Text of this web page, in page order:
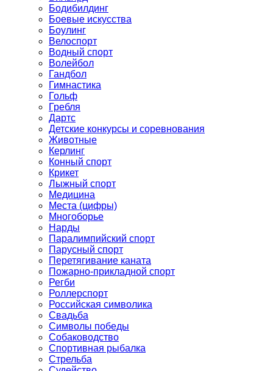
Бодибилдинг
Боевые искусства
Боулинг
Велоспорт
Водный спорт
Волейбол
Гандбол
Гимнастика
Гольф
Гребля
Дартс
Детские конкурсы и соревнования
Животные
Керлинг
Конный спорт
Крикет
Лыжный спорт
Медицина
Места (цифры)
Многоборье
Нарды
Паралимпийский спорт
Парусный спорт
Перетягивание каната
Пожарно-прикладной спорт
Регби
Роллерспорт
Российская символика
Свадьба
Символы победы
Собаководство
Спортивная рыбалка
Стрельба